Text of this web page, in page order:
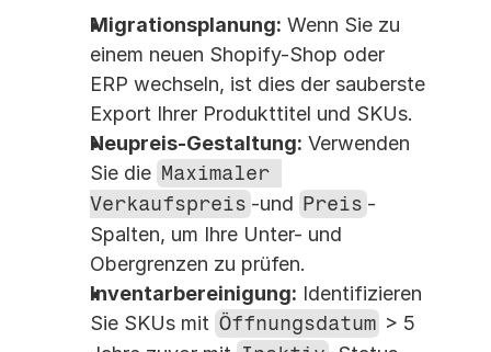
Migrationsplanung: Wenn Sie zu
einem neuen Shopify-Shop oder
ERP wechseln, ist dies der sauberste
Export Ihrer Produkttitel und SKUs.
Neupreis-Gestaltung: Verwenden
Sie die Maximaler
Verkaufspreis -und Preis -
Spalten, um Ihre Unter- und
Obergrenzen zu prüfen.
Inventarbereinigung: Identifizieren
Sie SKUs mit Öffnungsdatum > 5